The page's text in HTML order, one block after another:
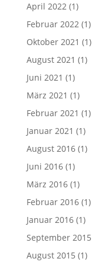
April 2022(1)
Februar 2022(1)
Oktober 2021 (1)
August 2021 (1)
Juni 2021 (1)
März 2021 (1)
Februar 2021 (1)
Januar 2021 (1)
August 2016(1)
Juni 2016(1)
März 2016(1)
Februar 2016(1)
Januar 2016(1)
September 2015
August 2015 (1)